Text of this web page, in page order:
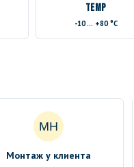
TEMP
-10 … +80 °C
МН
Монтаж у клиента